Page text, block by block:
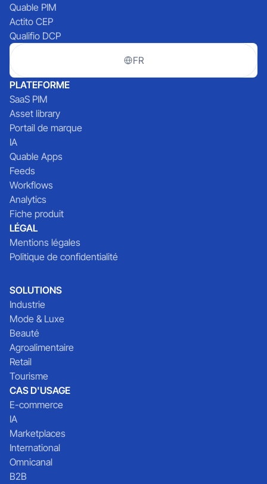
Quable PIM
Actito CEP
Qualifio DCP
FR
PLATEFORME
SaaS PIM
Asset library
Portail de marque
IA
Quable Apps
Feeds
Workflows
Analytics
Fiche produit
LÉGAL
Mentions légales
Politique de confidentialité
SOLUTIONS
Industrie
Mode & Luxe
Beauté
Agroalimentaire
Retail
Tourisme
CAS D'USAGE
E-commerce
IA
Marketplaces
International
Omnicanal
B2B